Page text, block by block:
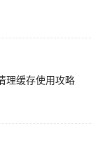
理缓存使用攻略